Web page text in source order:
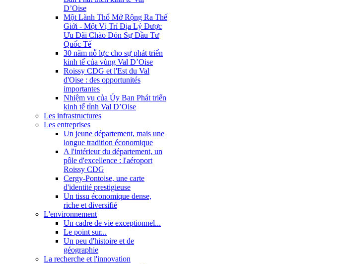
D’Oise
Một Lãnh Thổ Mở Rộng Ra Thế
Giới - Một Vị Trí Địa Lý Được
Ưu Đãi Chào Đón Sự Đầu Tư
Quốc Tế
30 năm nỗ lực cho sự phát triển
kinh tế của vùng Val D’Oise
Roissy CDG et l'Est du Val
d'Oise : des opportunités
importantes
Nhiệm vụ của Ủy Ban Phát triển
kinh tế tỉnh Val D’Oise
Les infrastructures
Les entreprises
Un jeune département, mais une
longue tradition économique
A l'intérieur du département, un
pôle d'excellence : l'aéroport
Roissy CDG
Cergy-Pontoise, une carte
d'identité prestigieuse
Un tissu économique dense,
riche et diversifié
L'environnement
Un cadre de vie exceptionnel...
Le point sur...
Un peu d'histoire et de
géographie
La recherche et l'innovation